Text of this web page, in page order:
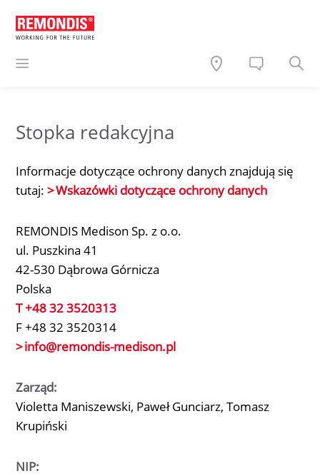
Stopka redakcyjna
Informacje dotyczące ochrony danych znajdują się
tutaj:
Wskazówki dotyczące ochrony danych
REMONDIS Medison Sp. z o.o.
ul. Puszkina 41
42-530 Dąbrowa Górnicza
Polska
T +48 32 3520313
F +48 32 3520314
info@remondis-medison.pl
Zarząd:
Violetta Maniszewski, Paweł Gunciarz, Tomasz
Krupiński
NIP: